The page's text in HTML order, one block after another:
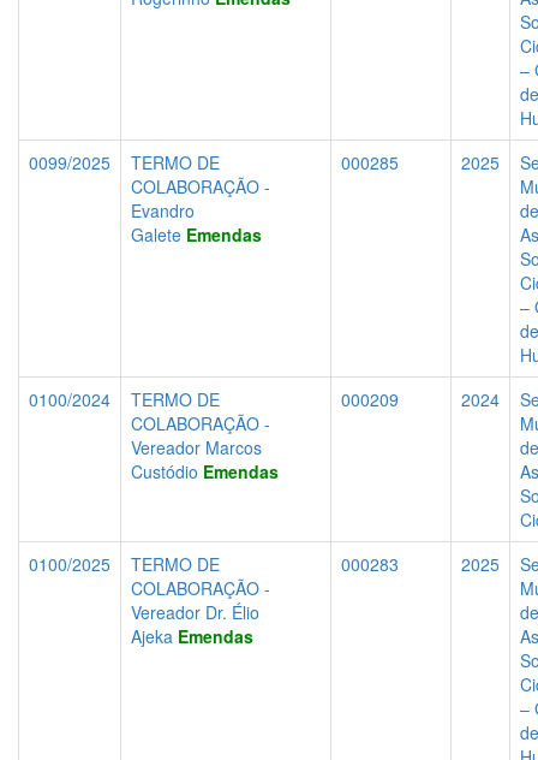
–
0099/2025
TERMO DE
COLABORAÇÃO -
Evandro
Galete Emendas
000285 2025
de
–
0100/2024
TERMO DE
COLABORAÇÃO -
Vereador Marcos
Custódio Emendas
000209 2024
de
0100/2025
TERMO DE
COLABORAÇÃO -
Vereador Dr. Élio
Ajeka Emendas
000283 2025
de
–